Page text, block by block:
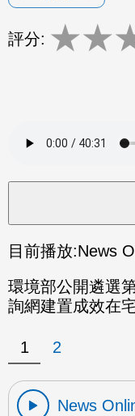
評分: ★★
目前播放:News
環境部公開遴選
詢網建置成效在
1 2
News